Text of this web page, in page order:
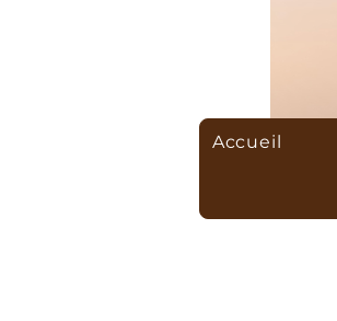
Accueil